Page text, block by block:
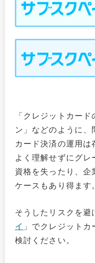
「クレジットカー
ン」などのように、
カード決済の運用は
よく理解せずにグ
資格を失ったり、企
ケースもあり得ます
そうしたリスクを避
イ 」でクレジット
検討ください。